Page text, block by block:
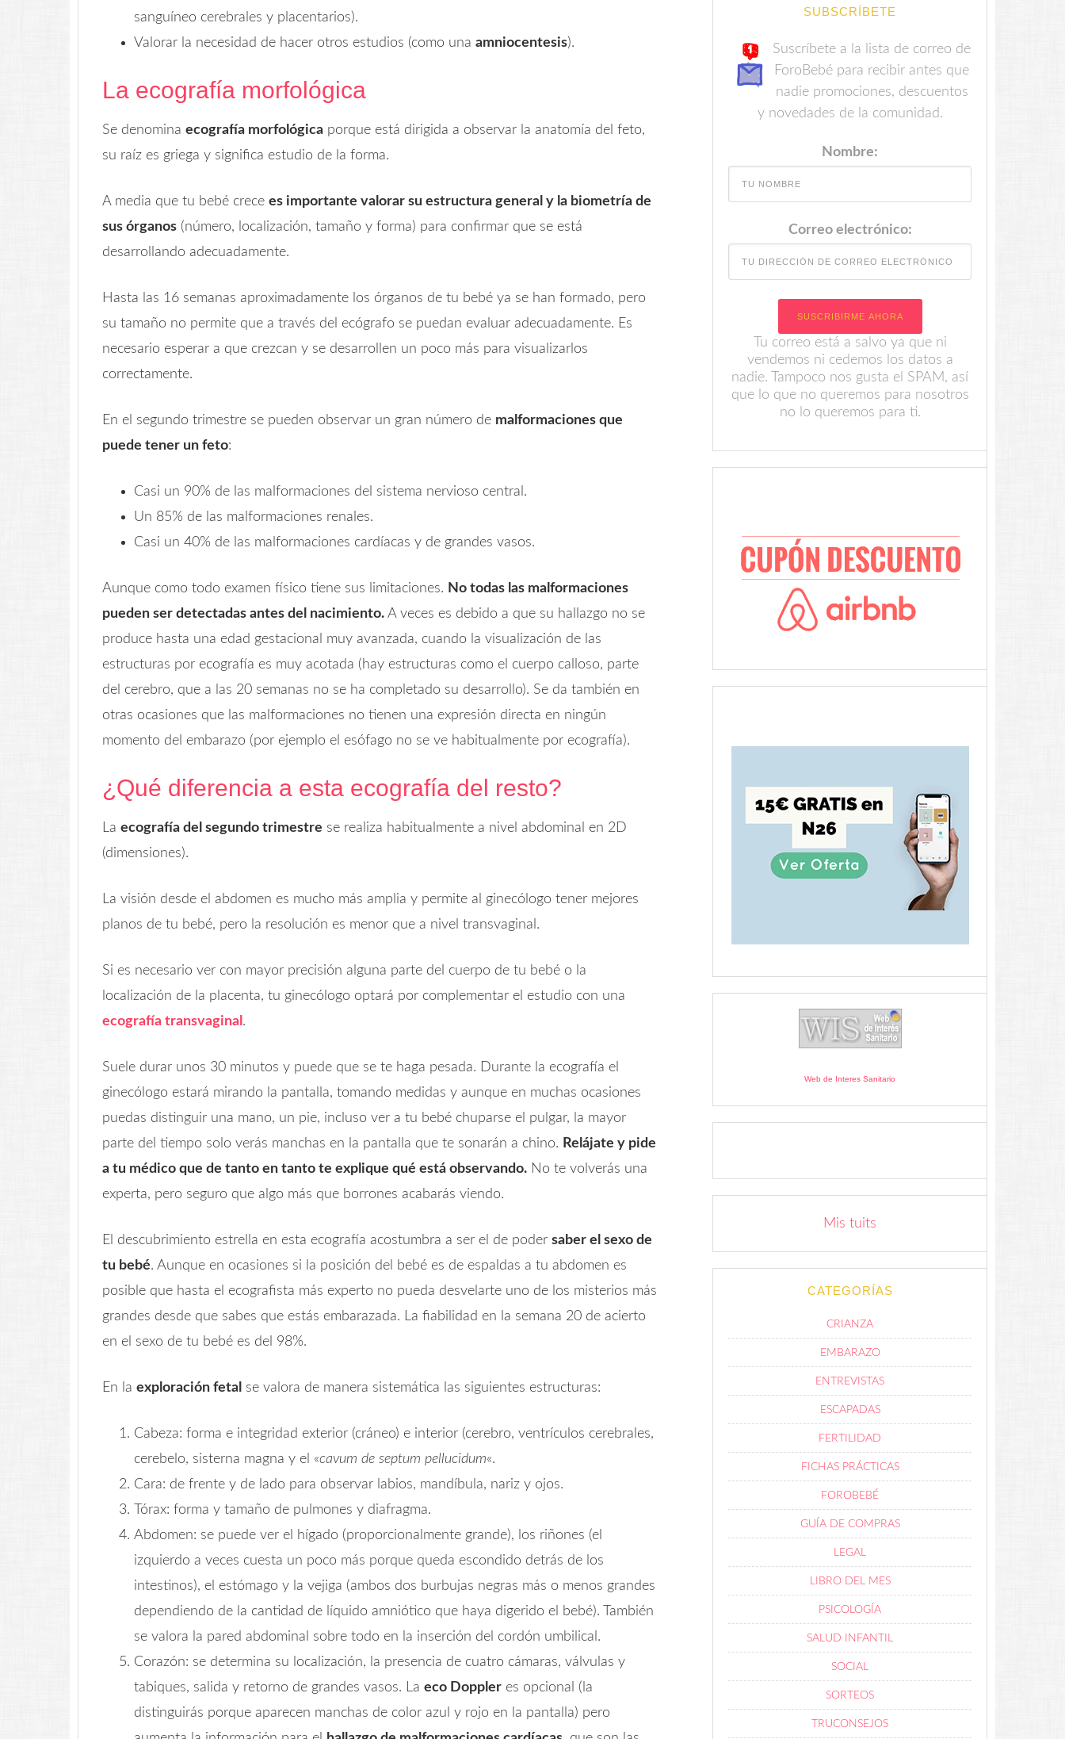
sanguíneo cerebrales y placentarios).
Valorar la necesidad de hacer otros estudios (como una amniocentesis).
La ecografía morfológica
Se denomina ecografía morfológica porque está dirigida a observar la anatomía del feto,
su raíz es griega y significa estudio de la forma.
A media que tu bebé crece es importante valorar su estructura general y la biometría de
sus órganos (número, localización, tamaño y forma) para confirmar que se está
desarrollando adecuadamente.
Hasta las 16 semanas aproximadamente los órganos de tu bebé ya se han formado, pero
su tamaño no permite que a través del ecógrafo se puedan evaluar adecuadamente. Es
necesario esperar a que crezcan y se desarrollen un poco más para visualizarlos
correctamente.
En el segundo trimestre se pueden observar un gran número de malformaciones que
puede tener un feto:
Casi un 90% de las malformaciones del sistema nervioso central.
Un 85% de las malformaciones renales.
Casi un 40% de las malformaciones cardíacas y de grandes vasos.
Aunque como todo examen físico tiene sus limitaciones. No todas las malformaciones
pueden ser detectadas antes del nacimiento. A veces es debido a que su hallazgo no se
produce hasta una edad gestacional muy avanzada, cuando la visualización de las
estructuras por ecografía es muy acotada (hay estructuras como el cuerpo calloso, parte
del cerebro, que a las 20 semanas no se ha completado su desarrollo). Se da también en
otras ocasiones que las malformaciones no tienen una expresión directa en ningún
momento del embarazo (por ejemplo el esófago no se ve habitualmente por ecografía).
¿Qué diferencia a esta ecografía del resto?
La ecografía del segundo trimestre se realiza habitualmente a nivel abdominal en 2D
(dimensiones).
La visión desde el abdomen es mucho más amplia y permite al ginecólogo tener mejores
planos de tu bebé, pero la resolución es menor que a nivel transvaginal.
Si es necesario ver con mayor precisión alguna parte del cuerpo de tu bebé o la
localización de la placenta, tu ginecólogo optará por complementar el estudio con una
ecografía transvaginal .
Suele durar unos 30 minutos y puede que se te haga pesada. Durante la ecografía el
ginecólogo estará mirando la pantalla, tomando medidas y aunque en muchas ocasiones
puedas distinguir una mano, un pie, incluso ver a tu bebé chuparse el pulgar, la mayor
parte del tiempo solo verás manchas en la pantalla que te sonarán a chino. Relájate y pide
a tu médico que de tanto en tanto te explique qué está observando. No te volverás una
experta, pero seguro que algo más que borrones acabarás viendo.
El descubrimiento estrella en esta ecografía acostumbra a ser el de poder saber el sexo de
tu bebé. Aunque en ocasiones si la posición del bebé es de espaldas a tu abdomen es
posible que hasta el ecografista más experto no pueda desvelarte uno de los misterios más
grandes desde que sabes que estás embarazada. La fiabilidad en la semana 20 de acierto
en el sexo de tu bebé es del 98%.
En la exploración fetal se valora de manera sistemática las siguientes estructuras:
Cabeza: forma e integridad exterior (cráneo) e interior (cerebro, ventrículos cerebrales,
cerebelo, sisterna magna y el «cavum de septum pellucidum«.
Cara: de frente y de lado para observar labios, mandíbula, nariz y ojos.
Tórax: forma y tamaño de pulmones y diafragma.
Abdomen: se puede ver el hígado (proporcionalmente grande), los riñones (el
izquierdo a veces cuesta un poco más porque queda escondido detrás de los
intestinos), el estómago y la vejiga (ambos dos burbujas negras más o menos grandes
dependiendo de la cantidad de líquido amniótico que haya digerido el bebé). También
se valora la pared abdominal sobre todo en la inserción del cordón umbilical.
Corazón: se determina su localización, la presencia de cuatro cámaras, válvulas y
tabiques, salida y retorno de grandes vasos. La eco Doppler es opcional (la
distinguirás porque aparecen manchas de color azul y rojo en la pantalla) pero
SUBSCRÍBETE
Suscríbete a la lista de correo de
ForoBebé para recibir antes que
nadie promociones, descuentos
y novedades de la comunidad.
Nombre:
Correo electrónico:
Tu correo está a salvo ya que ni
vendemos ni cedemos los datos a
nadie. Tampoco nos gusta el SPAM, así
que lo que no queremos para nosotros
no lo queremos para ti.
Web de Interes Sanitario
Mis tuits
CATEGORÍAS
CRIANZA
EMBARAZO
ENTREVISTAS
ESCAPADAS
FERTILIDAD
FICHAS PRÁCTICAS
FOROBEBÉ
GUÍA DE COMPRAS
LEGAL
LIBRO DEL MES
PSICOLOGÍA
SALUD INFANTIL
SOCIAL
SORTEOS
TRUCONSEJOS